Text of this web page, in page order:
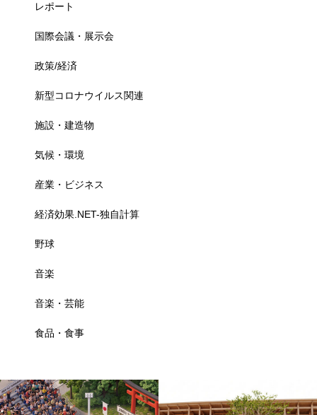
レポート
国際会議・展示会
政策/経済
新型コロナウイルス関連
施設・建造物
気候・環境
産業・ビジネス
経済効果.NET-独自計算
野球
音楽
音楽・芸能
食品・食事